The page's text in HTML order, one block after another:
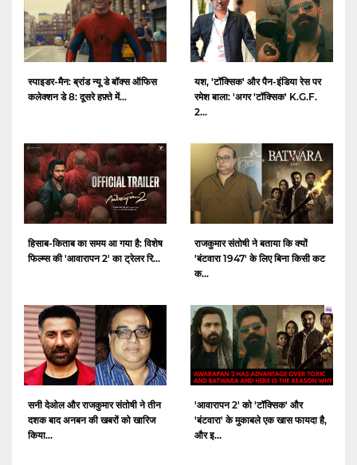
स्पाइडर-मैन: ब्रांड न्यू डे बॉक्स ऑफिस
कलेक्शन डे 8: दूसरे हफ़्ते में...
यश, 'टॉक्सिक' और पैन-इंडिया रेस पर
रमेश बाला: 'अगर 'टॉक्सिक' K.G.F.
2...
हिसाब-किताब का समय आ गया है: विशेष
फिल्म्स की 'आवारापन 2' का ट्रेलर रि...
राजकुमार संतोषी ने बताया कि क्यों
'बंटवारा 1947' के लिए बिना किसी कट
क...
सनी देओल और राजकुमार संतोषी ने तीन
दशक बाद अनबन की खबरों को खारिज
किया...
'आवारापन 2' को 'टॉक्सिक' और
'बंटवारा' के मुकाबले एक खास फायदा है,
और इ...